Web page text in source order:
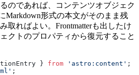
のであれば、コンテンツオブジェク
Markdown形式の本文がそのまま残
取ればよい。Frontmatterも出したけ
クトのプロパティから復元すること
} from 'astro:content' ;
;